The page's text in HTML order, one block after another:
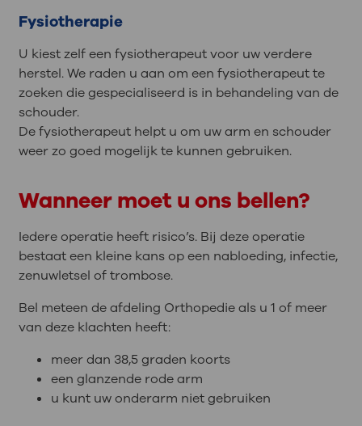
Fysiotherapie
U kiest zelf een fysiotherapeut voor uw verdere
herstel. We raden u aan om een fysiotherapeut te
zoeken die gespecialiseerd is in behandeling van de
schouder.
De fysiotherapeut helpt u om uw arm en schouder
weer zo goed mogelijk te kunnen gebruiken.
Wanneer moet u ons bellen?
Iedere operatie heeft risico’s. Bij deze operatie
bestaat een kleine kans op een nabloeding, infectie,
zenuwletsel of trombose.
Bel meteen de afdeling Orthopedie als u 1 of meer
van deze klachten heeft:
meer dan 38,5 graden koorts
een glanzende rode arm
u kunt uw onderarm niet gebruiken